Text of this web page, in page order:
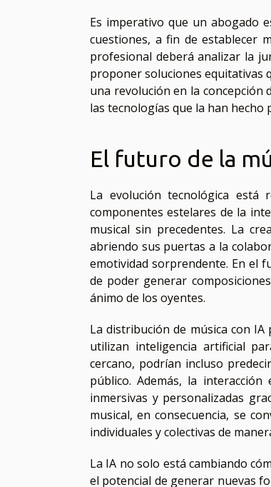
Es imperativo que un abogado
cuestiones, a fin de establecer
profesional deberá analizar la
proponer soluciones equitativas
una revolución en la
las tecnologías que la han hecho
El futuro de la
La evolución tecnológica está
componentes estelares de la
musical sin precedentes. La
abriendo sus puertas a la
emotividad sorprendente. En el
de poder generar
ánimo de los oyentes.
La distribución de música con
utilizan inteligencia artificial
cercano, podrían incluso
público. Además, la
inmersivas y personalizadas
musical, en consecuencia, se
individuales y colectivas de
La IA no solo está cambiando
el potencial de generar nuevas